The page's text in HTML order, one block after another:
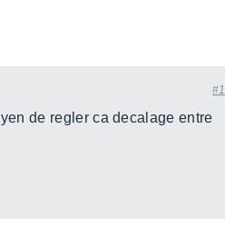
#1
de regler ca decalage entre